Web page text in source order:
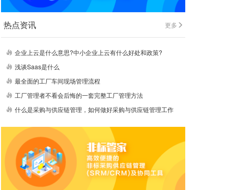
热点资讯 更多
企业上云是什么意思?中小企业上云有什么好处和政策?
浅谈Saas是什么
最全面的工厂车间现场管理流程
工厂管理者不看会后悔的一套完整工厂管理方法
什么是采购与供应链管理，如何做好采购与供应链管理工作